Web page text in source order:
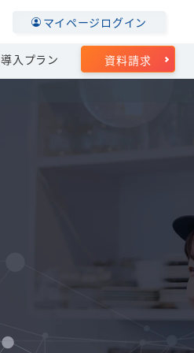
導入プラン 資料請求
マイページログイン